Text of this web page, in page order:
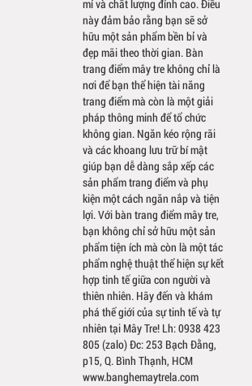
mỉ và chất lượng đỉnh cao. Điều
này đảm bảo rằng bạn sẽ sở
hữu một sản phẩm bền bỉ và
đẹp mãi theo thời gian. Bàn
trang điểm mây tre không chỉ là
nơi để bạn thể hiện tài năng
trang điểm mà còn là một giải
pháp thông minh để tổ chức
không gian. Ngăn kéo rộng rãi
và các khoang lưu trữ bí mật
giúp bạn dễ dàng sắp xếp các
sản phẩm trang điểm và phụ
kiện một cách ngăn nắp và tiện
lợi. Với bàn trang điểm mây tre,
bạn không chỉ sở hữu một sản
phẩm tiện ích mà còn là một tác
phẩm nghệ thuật thể hiện sự kết
hợp tinh tế giữa con người và
thiên nhiên. Hãy đến và khám
phá thế giới của sự tinh tế và tự
nhiên tại Mây Tre! Lh: 0938 423
805 (zalo) Đc: 253 Bạch Đằng,
p15, Q. Bình Thạnh, HCM
www.banghemaytrela.com